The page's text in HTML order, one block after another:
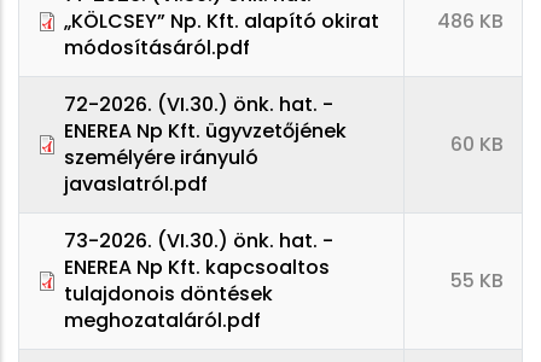
„KÖLCSEY” Np. Kft. alapító okirat
módosításáról.pdf
486 KB
72-2026. (VI.30.) önk. hat. -
ENEREA Np Kft. ügyvzetőjének
személyére irányuló
javaslatról.pdf
60 KB
73-2026. (VI.30.) önk. hat. -
ENEREA Np Kft. kapcsoaltos
tulajdonois döntések
meghozataláról.pdf
55 KB